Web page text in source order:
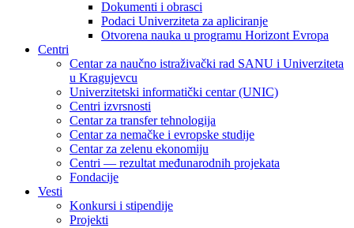
Dokumenti i obrasci
Podaci Univerziteta za apliciranje
Otvorena nauka u programu Horizont Evropa
Centri
Centar za naučno istraživački rad SANU i Univerziteta
u Kragujevcu
Univerzitetski informatički centar (UNIC)
Centri izvrsnosti
Centar za transfer tehnologija
Centar za nemačke i evropske studije
Centar za zelenu ekonomiju
Centri — rezultat međunarodnih projekata
Fondacije
Vesti
Konkursi i stipendije
Projekti